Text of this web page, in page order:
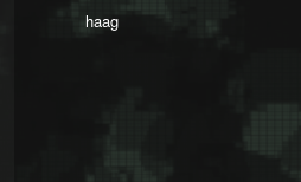
Tags
haag